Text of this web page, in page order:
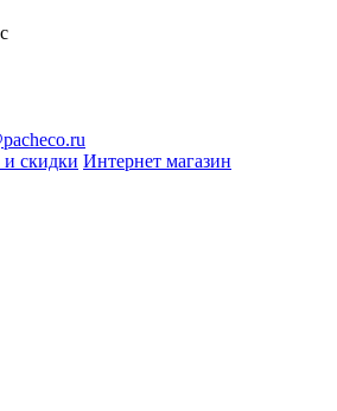
скидки Интернет магазин